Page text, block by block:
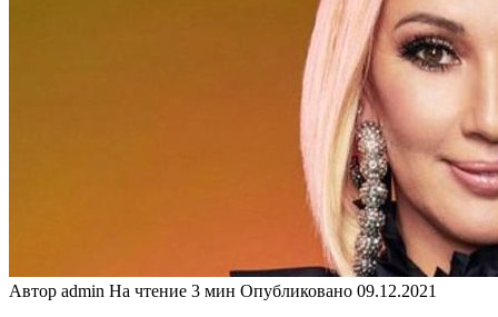
Автор admin На чтение 3 мин Опубликовано 09.12.2021